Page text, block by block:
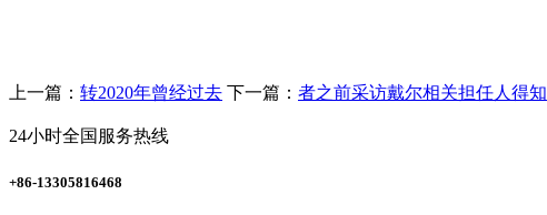
上一篇： 转2020年曾经过去 下一篇： 者之前采访戴尔相关担任人得知
24小时全国服务热线
+86-13305816468